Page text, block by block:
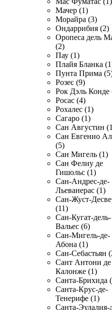
Мачер (1)
Морайра (3)
Ондаррибия (2)
Оропеса дель
(2)
Пау (1)
Плайя Бланка
Пунта Прима
Розес (9)
Рок Дэль Конде
Росас (4)
Рохалес (1)
Сагаро (1)
Сан Августин
Сан Евгенио
(5)
Сан Мигель (1)
Сан Фелиу де
Гишольс (1)
Сан-Андрес-де-
Льеванерас (1)
Сан-Жуст-
(11)
Сан-Кугат-дель-
Вальес (6)
Сан-Мигель-де-
Абона (1)
Сан-Себастьян
Сант Антони де
Калонже (1)
Санта-Брихида
Санта-Крус-де-
Тенерифе (1)
Санта-Эулалия-